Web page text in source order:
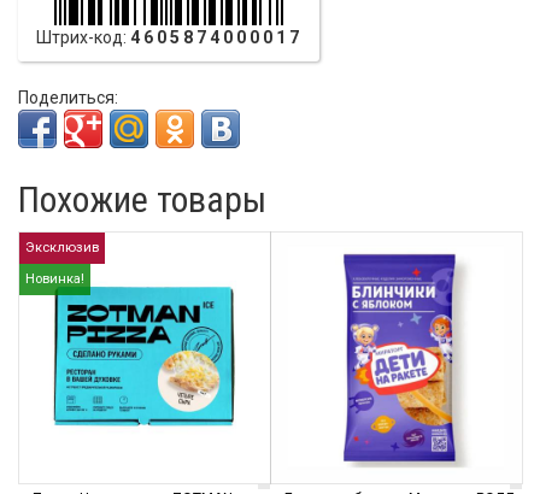
Штрих-код: 4605874000017
Поделиться:
Похожие товары
Эксклюзив
Новинка!